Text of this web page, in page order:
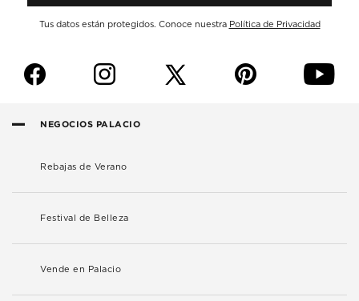
Tus datos están protegidos. Conoce nuestra Política de Privacidad
f i p y
NEGOCIOS PALACIO
Rebajas de Verano
Festival de Belleza
Vende en Palacio